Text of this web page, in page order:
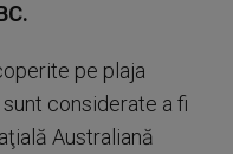
pe plaja
considerate a fi
Australiană